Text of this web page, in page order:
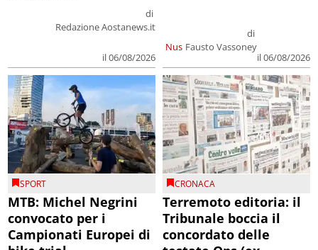
di
Redazione Aostanews.it
il 06/08/2026
Nus
di
Fausto Vassoney
il 06/08/2026
SPORT
MTB: Michel Negrini
convocato per i
Campionati Europei di
CRONACA
Terremoto editoria: il
Tribunale boccia il
concordato delle